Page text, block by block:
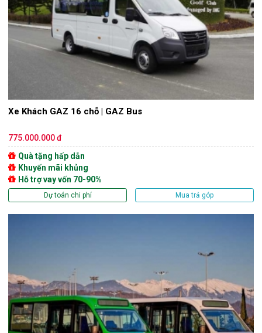
Xe Khách GAZ 16 chỗ | GAZ Bus
775.000.000 đ
Quà tặng hấp dẫn
Khuyến mãi khủng
Hỗ trợ vay vốn 70-90%
Dự toán chi phí Mua trả góp